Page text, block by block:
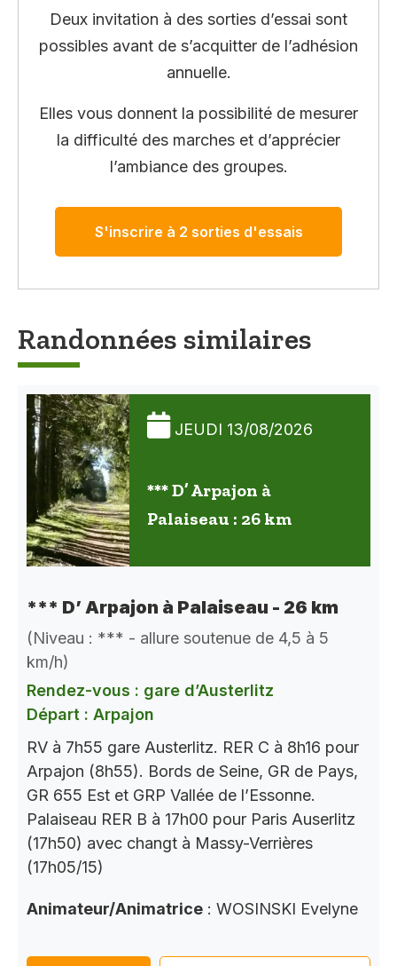
Deux invitation à des sorties d’essai sont
possibles avant de s’acquitter de l’adhésion
annuelle.
Elles vous donnent la possibilité de mesurer
la difficulté des marches et d’apprécier
l’ambiance des groupes.
S'inscrire à 2 sorties d'essais
Randonnées similaires
JEUDI 13/08/2026
*** D’ Arpajon à
Palaiseau : 26 km
*** D’ Arpajon à Palaiseau - 26 km
(Niveau : *** - allure soutenue de 4,5 à 5
km/h)
Rendez-vous : gare d’Austerlitz
Départ : Arpajon
RV à 7h55 gare Austerlitz. RER C à 8h16 pour
Arpajon (8h55). Bords de Seine, GR de Pays,
GR 655 Est et GRP Vallée de l’Essonne.
Palaiseau RER B à 17h00 pour Paris Auserlitz
(17h50) avec changt à Massy-Verrières
(17h05/15)
Animateur/Animatrice : WOSINSKI Evelyne